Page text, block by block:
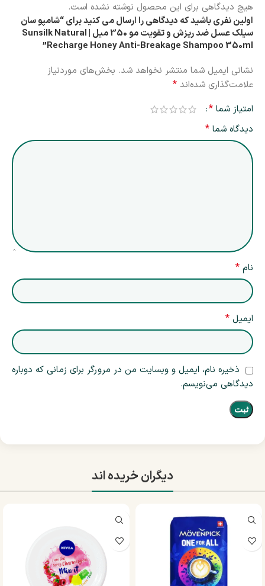
هیچ دیدگاهی برای این محصول نوشته نشده است.
اولین نفری باشید که دیدگاهی را ارسال می کنید برای “شامپو سان
سیلک عسل ضد ریزش و تقویت مو 350 میل | Sunsilk Natural
Recharge Honey Anti-Breakage Shampoo 350ml”
نشانی ایمیل شما منتشر نخواهد شد. بخش‌های موردنیاز
علامت‌گذاری شده‌اند *
امتیاز شما *
دیدگاه شما *
نام *
ایمیل *
ذخیره نام، ایمیل و وبسایت من در مرورگر برای زمانی که دوباره
دیدگاهی می‌نویسم.
دیگران خریده اند